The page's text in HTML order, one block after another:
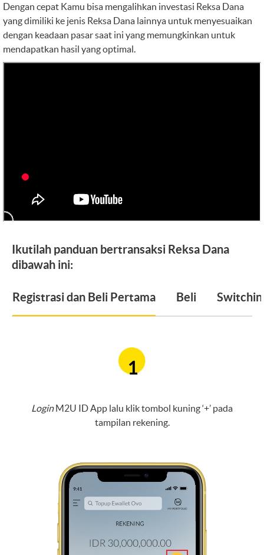
Dengan cepat Kamu bisa mengalihkan investasi Reksa Dana
yang dimiliki ke jenis Reksa Dana lainnya untuk menyesuaikan
dengan keadaan pasar saat ini yang memungkinkan untuk
mendapatkan hasil yang optimal.
Ikutilah panduan bertransaksi Reksa Dana
dibawah ini:
Registrasi dan Beli Pertama Beli
1
Login M2U ID App lalu klik tombol kuning ‘+’ pada
tampilan rekening.